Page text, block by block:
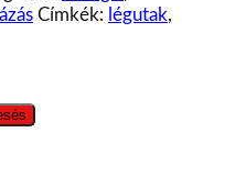
Címkék: légutak,